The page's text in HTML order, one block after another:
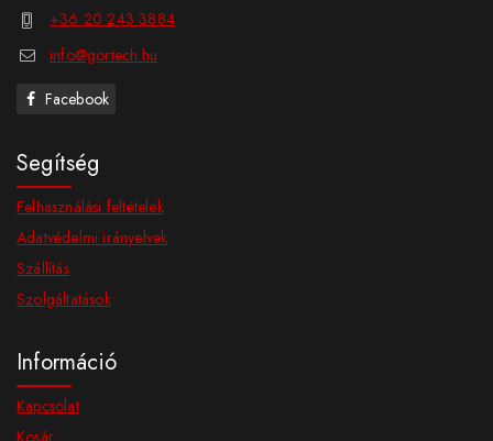
+36 20 243 3884
info@gortech.hu
Facebook
Segítség
Felhasználási feltételek
Adatvédelmi irányelvek
Szállítás
Szolgáltatások
Információ
Kapcsolat